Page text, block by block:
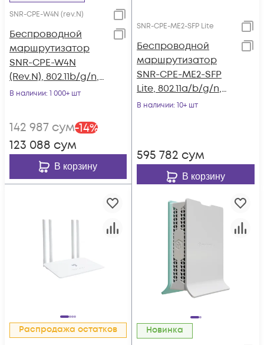
SNR-CPE-W4N (rev.N)
Беспроводной
маршрутизатор
SNR-CPE-W4N
(Rev.N), 802.11b/g/n,
5xFE RJ45
В наличии: 1 000+ шт
142 987 сум-14%
123 088 сум
В корзину
SNR-CPE-ME2-SFP Lite
Беспроводной
маршрутизатор
SNR-CPE-ME2-SFP
Lite, 802.11a/b/g/n,
802.11ac Wave 2,
В наличии: 10+ шт
595 782 сум
В корзину
Распродажа остатков Новинка